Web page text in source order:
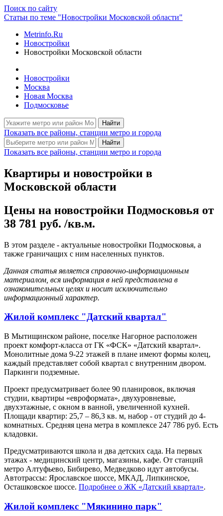
Поиск по сайту
Статьи по теме "Новостройки Московской области"
Metrinfo.Ru
Новостройки
Новостройки Московской области
Новостройки
Москва
Новая Москва
Подмосковье
Найти
Показать все районы, станции метро и города
Найти
Показать все районы, станции метро и города
Квартиры и новостройки в
Московской области
Цены на новостройки Подмосковья от
38 781 руб. /кв.м.
В этом разделе - актуальные новостройки Подмосковья, а
также граничащих с ним населенных пунктов.
Данная статья является справочно-информационным
материалом, вся информация в ней представлена в
ознакомительных целях и носит исключительно
информационный характер.
Жилой комплекс "Датский квартал"
В Мытищинском районе, поселке Нагорное расположен
проект комфорт-класса от ГК «ФСК» «Датский квартал».
Монолитные дома 9-22 этажей в плане имеют формы колец,
каждый представляет собой квартал с внутренним двором.
Паркинги подземные.
Проект предусматривает более 90 планировок, включая
студии, квартиры «евроформата», двухуровневые,
двухэтажные, с окном в ванной, увеличенной кухней.
Площади квартир: 25,7 – 86,3 кв. м, набор - от студий до 4-
комнатных. Средняя цена метра в комплексе 247 786 руб. Есть
кладовки.
Предусматриваются школа и два детских сада. На первых
этажах - медицинский центр, магазины, кафе. От станций
метро Алтуфьево, Бибирево, Медведково идут автобусы.
Автотрассы: Ярославское шоссе, МКАД, Липкинское,
Осташковское шоссе. Подробнее о ЖК «Датский квартал».
Жилой комплекс "Мякинино парк"